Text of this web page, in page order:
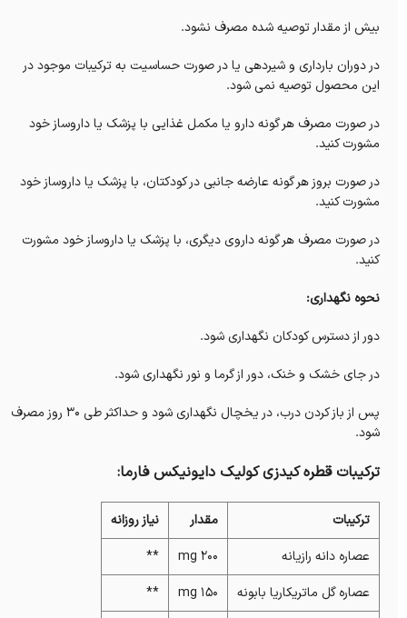
بیش از مقدار توصیه شده مصرف نشود.
در دوران بارداری و شیردهی یا در صورت حساسیت به ترکیبات موجود در
این محصول توصیه نمی شود.
در صورت مصرف هر گونه دارو یا مکمل غذایی با پزشک یا داروساز خود
مشورت کنید.
در صورت بروز هر گونه عارضه جانبی در کودکتان، با پزشک یا داروساز خود
مشورت کنید.
در صورت مصرف هر گونه داروی دیگری، با پزشک یا داروساز خود مشورت
کنید.
نحوه نگهداری:
دور از دسترس کودکان نگهداری شود.
در جای خشک و خنک، دور از گرما و نور نگهداری شود.
پس از باز کردن درب، در یخچال نگهداری شود و حداکثر طی 30 روز مصرف
شود.
ترکیبات قطره کیدزی کولیک دایونیکس فارما:
ترکیبات مقدار
نیاز روزانه
عصاره دانه رازیانه
200 mg
**
عصاره گل ماتریکاریا بابونه
150 mg
**